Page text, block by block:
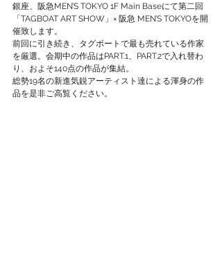
銀座、阪急MEN’S TOKYO 1F Main Baseにて第二回
「TAGBOAT ART SHOW」× 阪急 MEN’S TOKYOを開
催致します。
前回に引き続き、タグボートで最も売れている作家
を厳選。会期中の作品はPART.1、PART.2で入れ替わ
り、およそ140点の作品が集結。
総勢19名の新進気鋭アーティスト達による渾身の作
品を是非ご高覧ください。